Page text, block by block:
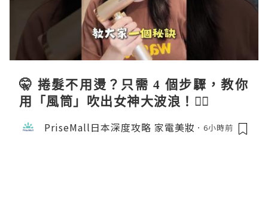
🤫 捲髮不用燙？只需 4 個步驟，教你
用「風筒」吹出女神大波浪！💇‍♀️
PriseMall日本深度攻略 家電美妝 6小時前